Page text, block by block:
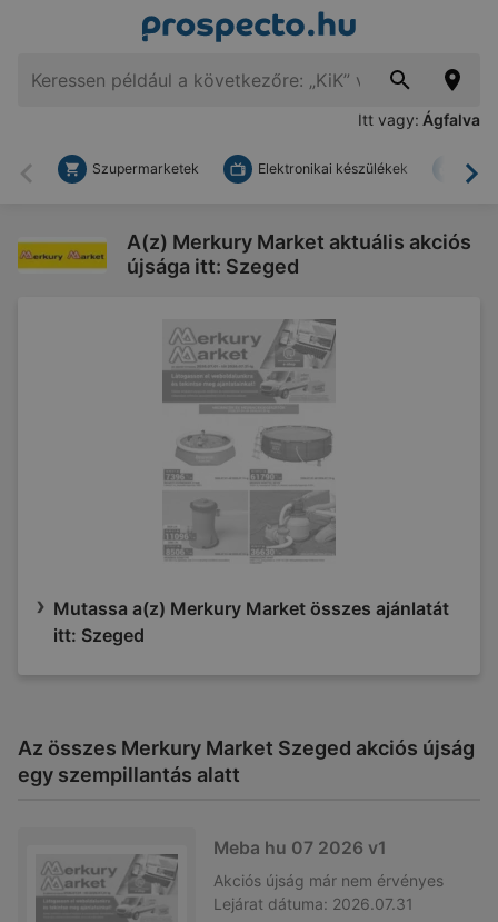
Itt vagy: Ágfalva
Vissza
Szupermarketek Elektronikai készülékek
A(z) Merkury Market aktuális akciós
újsága itt: Szeged
Mutassa a(z) Merkury Market összes ajánlatát
itt: Szeged
Az összes Merkury Market Szeged akciós újság
egy szempillantás alatt
Meba hu 07 2026 v1
Akciós újság már nem érvényes
Lejárat dátuma: 2026.07.31